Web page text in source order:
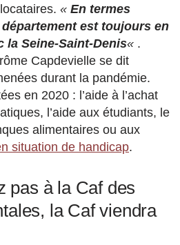
« En termes
est toujours en
la Seine-Saint-Denis« .
Capdevielle se dit
durant la pandémie.
en 2020 : l’aide à l’achat
l’aide aux étudiants, le
alimentaires ou aux
situation de handicap.
pas à la Caf des
la Caf viendra